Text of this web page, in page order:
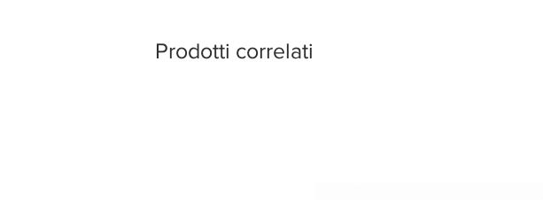
Prodotti correlati